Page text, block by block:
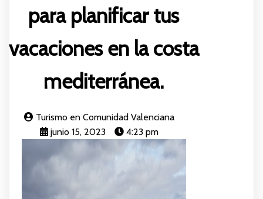
para planificar tus
vacaciones en la costa
mediterránea.
Turismo en Comunidad Valenciana
junio 15, 2023
4:23 pm